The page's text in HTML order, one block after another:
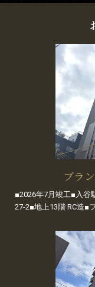
ブラ
■2026年7月竣工■入谷
27-2■地上13階 RC造■